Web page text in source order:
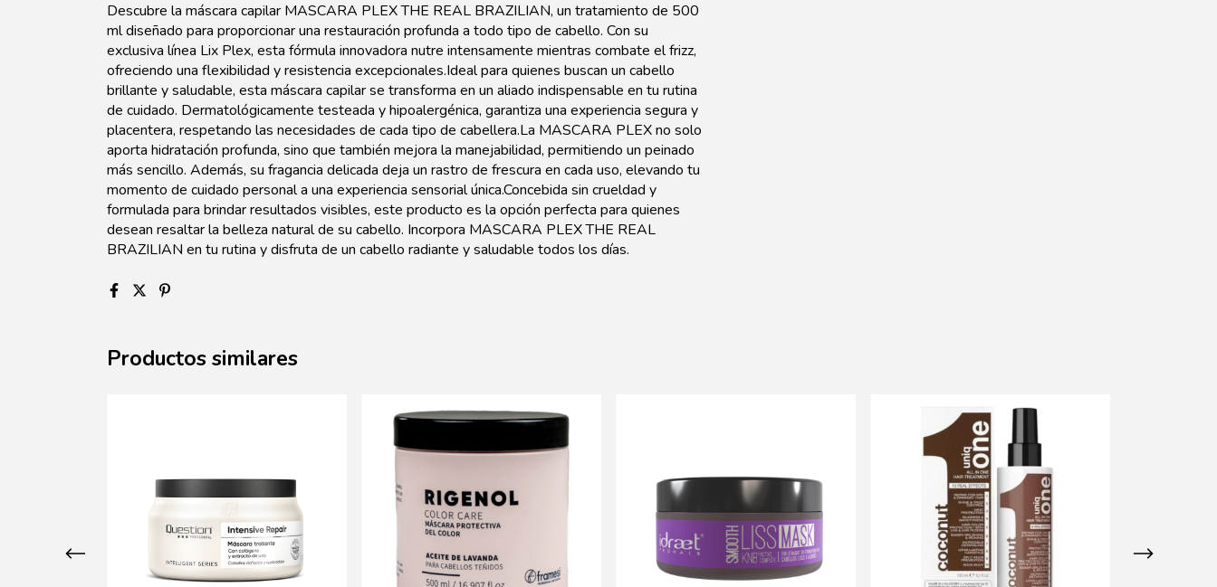
Descubre la máscara capilar MASCARA PLEX THE REAL BRAZILIAN, un tratamiento de 500
ml diseñado para proporcionar una restauración profunda a todo tipo de cabello. Con su
exclusiva línea Lix Plex, esta fórmula innovadora nutre intensamente mientras combate el frizz,
ofreciendo una flexibilidad y resistencia excepcionales.Ideal para quienes buscan un cabello
brillante y saludable, esta máscara capilar se transforma en un aliado indispensable en tu rutina
de cuidado. Dermatológicamente testeada y hipoalergénica, garantiza una experiencia segura y
placentera, respetando las necesidades de cada tipo de cabellera.La MASCARA PLEX no solo
aporta hidratación profunda, sino que también mejora la manejabilidad, permitiendo un peinado
más sencillo. Además, su fragancia delicada deja un rastro de frescura en cada uso, elevando tu
momento de cuidado personal a una experiencia sensorial única.Concebida sin crueldad y
formulada para brindar resultados visibles, este producto es la opción perfecta para quienes
desean resaltar la belleza natural de su cabello. Incorpora MASCARA PLEX THE REAL
BRAZILIAN en tu rutina y disfruta de un cabello radiante y saludable todos los días.
Productos similares